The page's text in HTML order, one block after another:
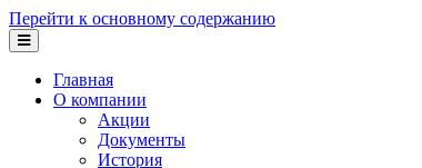
Перейти к основному содержанию
Главная
О компании
Акции
Документы
История